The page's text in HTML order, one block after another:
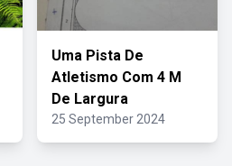
Uma Pista De
Atletismo Com 4 M
De Largura
25 September 2024